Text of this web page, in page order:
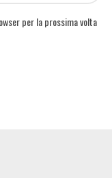
per la prossima volta